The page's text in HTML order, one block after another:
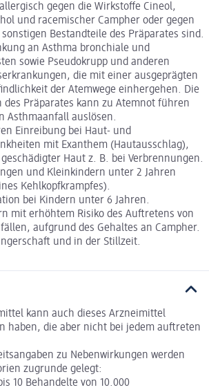
gegen die Wirkstoffe Cineol,
und racemischer Campher oder gegen
Bestandteile des Präparates sind.
an Asthma bronchiale und
sowie Pseudokrupp und anderen
die mit einer ausgeprägten
der Atemwege einhergehen. Die
des Präparates kann zu Atemnot führen
Asthmaanfall auslösen.
Einreibung bei Haut- und
mit Exanthem (Hautausschlag),
Haut z. B. bei Verbrennungen.
und Kleinkindern unter 2 Jahren
Kehlkopfkrampfes).
bei Kindern unter 6 Jahren.
mit erhöhtem Risiko des Auftretens von
aufgrund des Gehaltes an Campher.
und in der Stillzeit.
kann auch dieses Arzneimittel
haben, die aber nicht bei jedem auftreten
zu Nebenwirkungen werden
zugrunde gelegt:
10 Behandelte von 10.000